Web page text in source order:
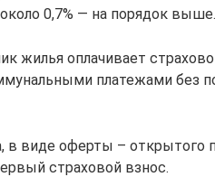
0,7% — на порядок выше.
жилья оплачивает
платежами без
в виде оферты – открытого
страховой взнос.